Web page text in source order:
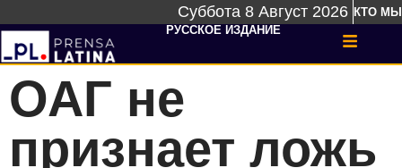
Суббота 8 Август 2026 КТО МЫ
РУССКОЕ ИЗДАНИЕ
ОАГ не
признает ложь